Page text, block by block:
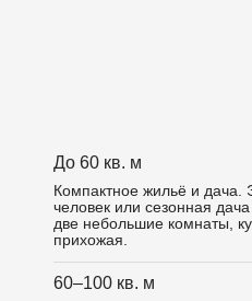
До 60 кв. м
Компактное жильё и дача.
человек или сезонная
две небольшие комнаты,
прихожая.
60–100 кв. м